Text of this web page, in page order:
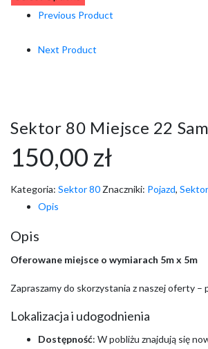
Previous Product
Next Product
Sektor 80 Miejsce 22
150,00 zł
Kategoria: Sektor 80 Znaczniki: Pojazd,
Opis
Opis
Oferowane miejsce o wymiarach 5m x 5m
Zapraszamy do skorzystania z naszej oferty
Lokalizacja i udogodnienia
Dostępność: W pobliżu znajdują się